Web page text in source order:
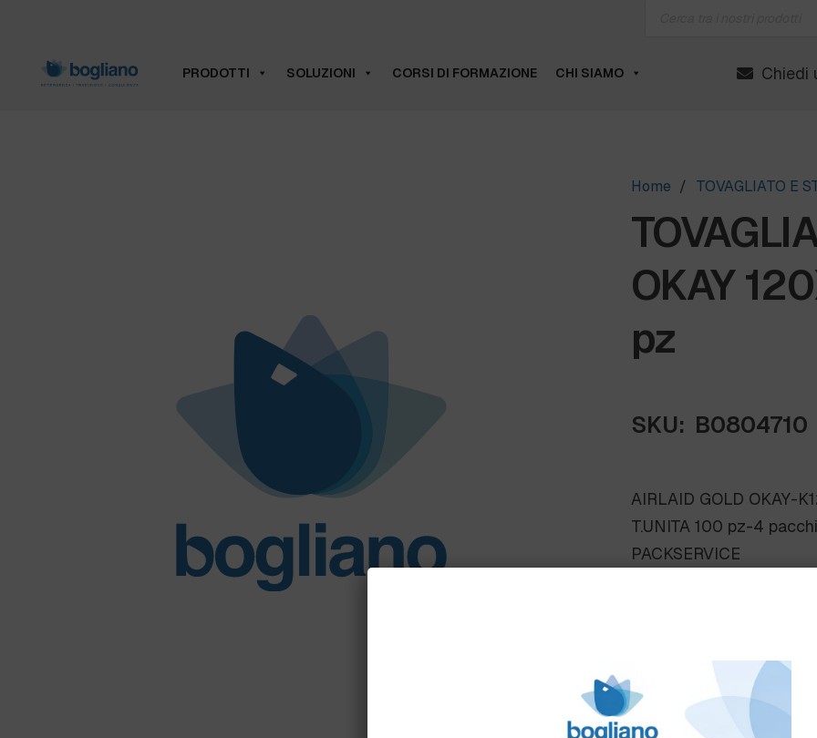
PRODOTTI SOLUZIONI CORSI DI FORMAZIONE CHI SIAMO Chiedi
Home / TOVAGLIATO E
OKAY
pz
SKU: B0804710
AIRLAID GOLD OKAY-
T.UNITA 100 pz-4
PACKSERVICE
Come ordinare?
Puoi ordinare chiamando al
info@bogliano.it
Per ogni informazione